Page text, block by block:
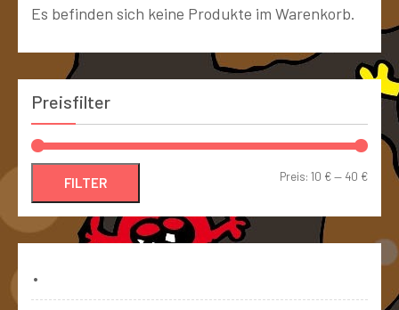
Es befinden sich keine Produkte im Warenkorb.
Preisfilter
FILTER Preis: 10 €— 40 €